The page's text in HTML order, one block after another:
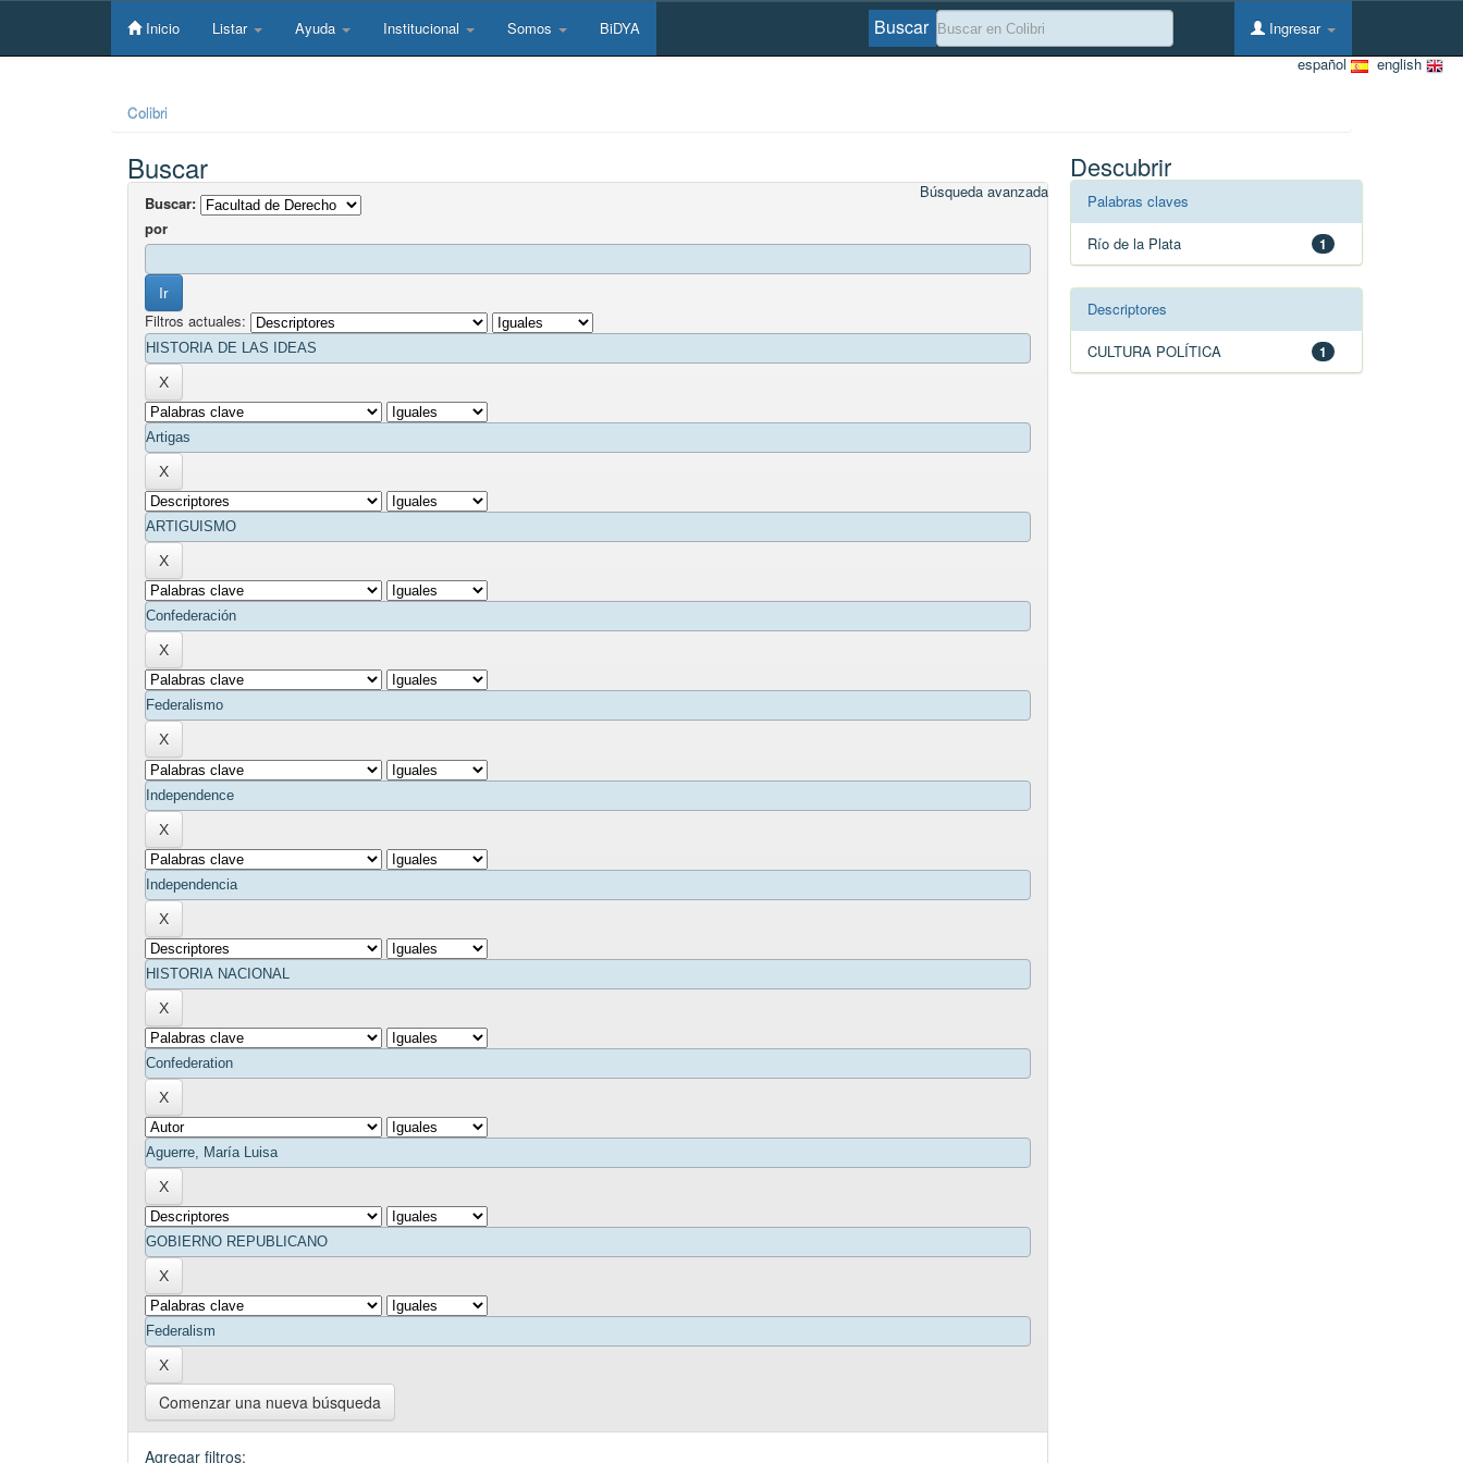
Skip
Inicio Listar Ayuda Institucional Somos BiDYA Ingresar
Buscar
english
español
Colibri
Buscar
Búsqueda avanzada
Buscar:
por
Filtros actuales:
Comenzar una nueva búsqueda
Agregar filtros:
Descubrir
Palabras claves
1
Río de la Plata
Descriptores
1
CULTURA POLÍTICA